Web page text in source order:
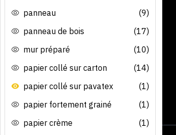
panneau
(9)
panneau de bois
(17)
mur préparé
(10)
papier collé sur carton
(14)
papier collé sur pavatex
(1)
papier fortement grainé
(1)
papier crème
(1)